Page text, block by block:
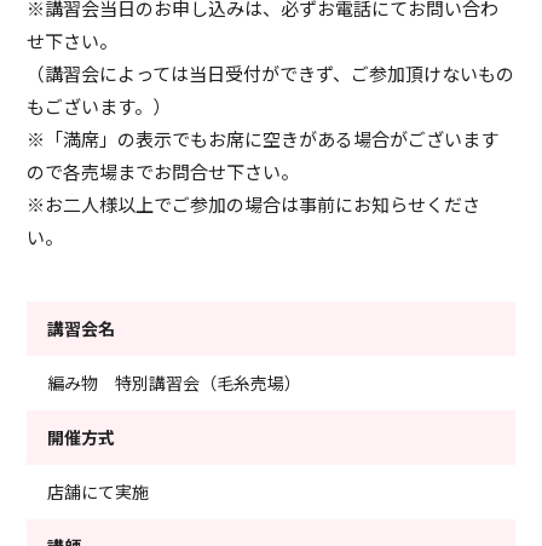
※講習会当日のお申し込みは、必ずお電話にてお問い合わ
せ下さい。
（講習会によっては当日受付ができず、ご参加頂けないもの
もございます。）
※「満席」の表示でもお席に空きがある場合がございます
ので各売場までお問合せ下さい。
※お二人様以上でご参加の場合は事前にお知らせくださ
い。
講習会名
編み物 特別講習会（毛糸売場）
開催方式
店舗にて実施